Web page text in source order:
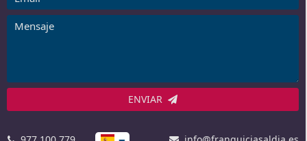
ENVIAR